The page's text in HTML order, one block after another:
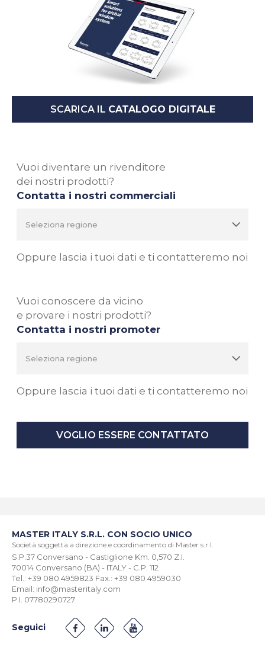
SCARICA IL CATALOGO DIGITALE
Vuoi diventare un rivenditore
dei nostri prodotti?
Contatta i nostri commerciali
Oppure lascia i tuoi dati e ti contatteremo noi
Vuoi conoscere da vicino
e provare i nostri prodotti?
Contatta i nostri promoter
Oppure lascia i tuoi dati e ti contatteremo noi
VOGLIO ESSERE CONTATTATO
MASTER ITALY S.R.L. CON SOCIO UNICO
Società soggetta a direzione e coordinamento di Master s.r.l.
S.P.37 Conversano - Castiglione Km. 0,570 Z.I.
70014 Conversano (BA) - ITALY - C.P. 112
Tel.: +39 080 4959823 Fax.: +39 080 4959030
Email: info@masteritaly.com
P.I. 07780290727
Seguici